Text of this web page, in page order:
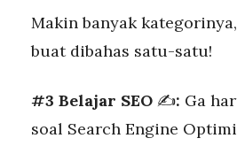
Makin banyak
buat dibahas satu-satu!
#3 Belajar SEO ✍️: Ga
soal Search Engine